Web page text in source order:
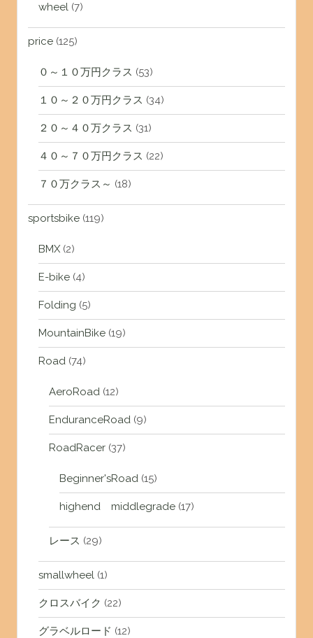
wheel(7)
price(125)
０～１０万円クラス (53)
１０～２０万円クラス (34)
２０～４０万クラス (31)
４０～７０万円クラス (22)
７０万クラス～ (18)
sportsbike(119)
BMX(2)
E-bike(4)
Folding (5)
MountainBike(19)
Road(74)
AeroRoad(12)
EnduranceRoad(9)
RoadRacer(37)
Beginner'sRoad(15)
highend middlegrade(17)
レース (29)
smallwheel(1)
クロスバイク (22)
グラベルロード (12)